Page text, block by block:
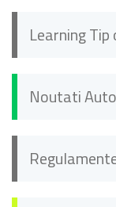
Learning
Noutati